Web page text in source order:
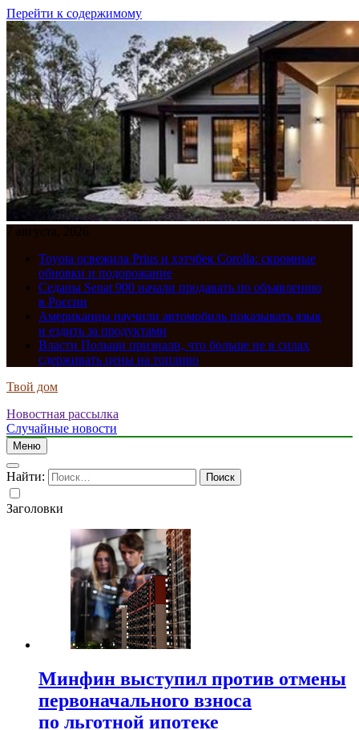
Перейти к содержимому
7 августа, 2026
Toyota освежила Prius и хэтчбек Corolla: скромные
обновки и подорожание
Седаны Senat 900 начали продавать по объявлению
в России
Американцы научили автомобиль показывать язык
и ездить за продуктами
Власти Польши признали, что больше не в силах
сдерживать цены на топливо
Твой дом
Новостная рассылка
Случайные новости
Меню
Найти:
Заголовки
Минфин выступил против отмены
первоначального взноса
по льготной ипотеке